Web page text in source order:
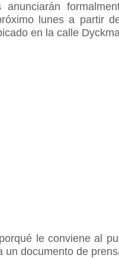
anunciarán
lunes a partir
en la calle
le conviene al
un documento de